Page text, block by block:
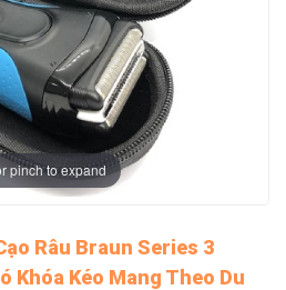
pinch to expand
Râu Braun Series 3
Khóa Kéo Mang Theo Du